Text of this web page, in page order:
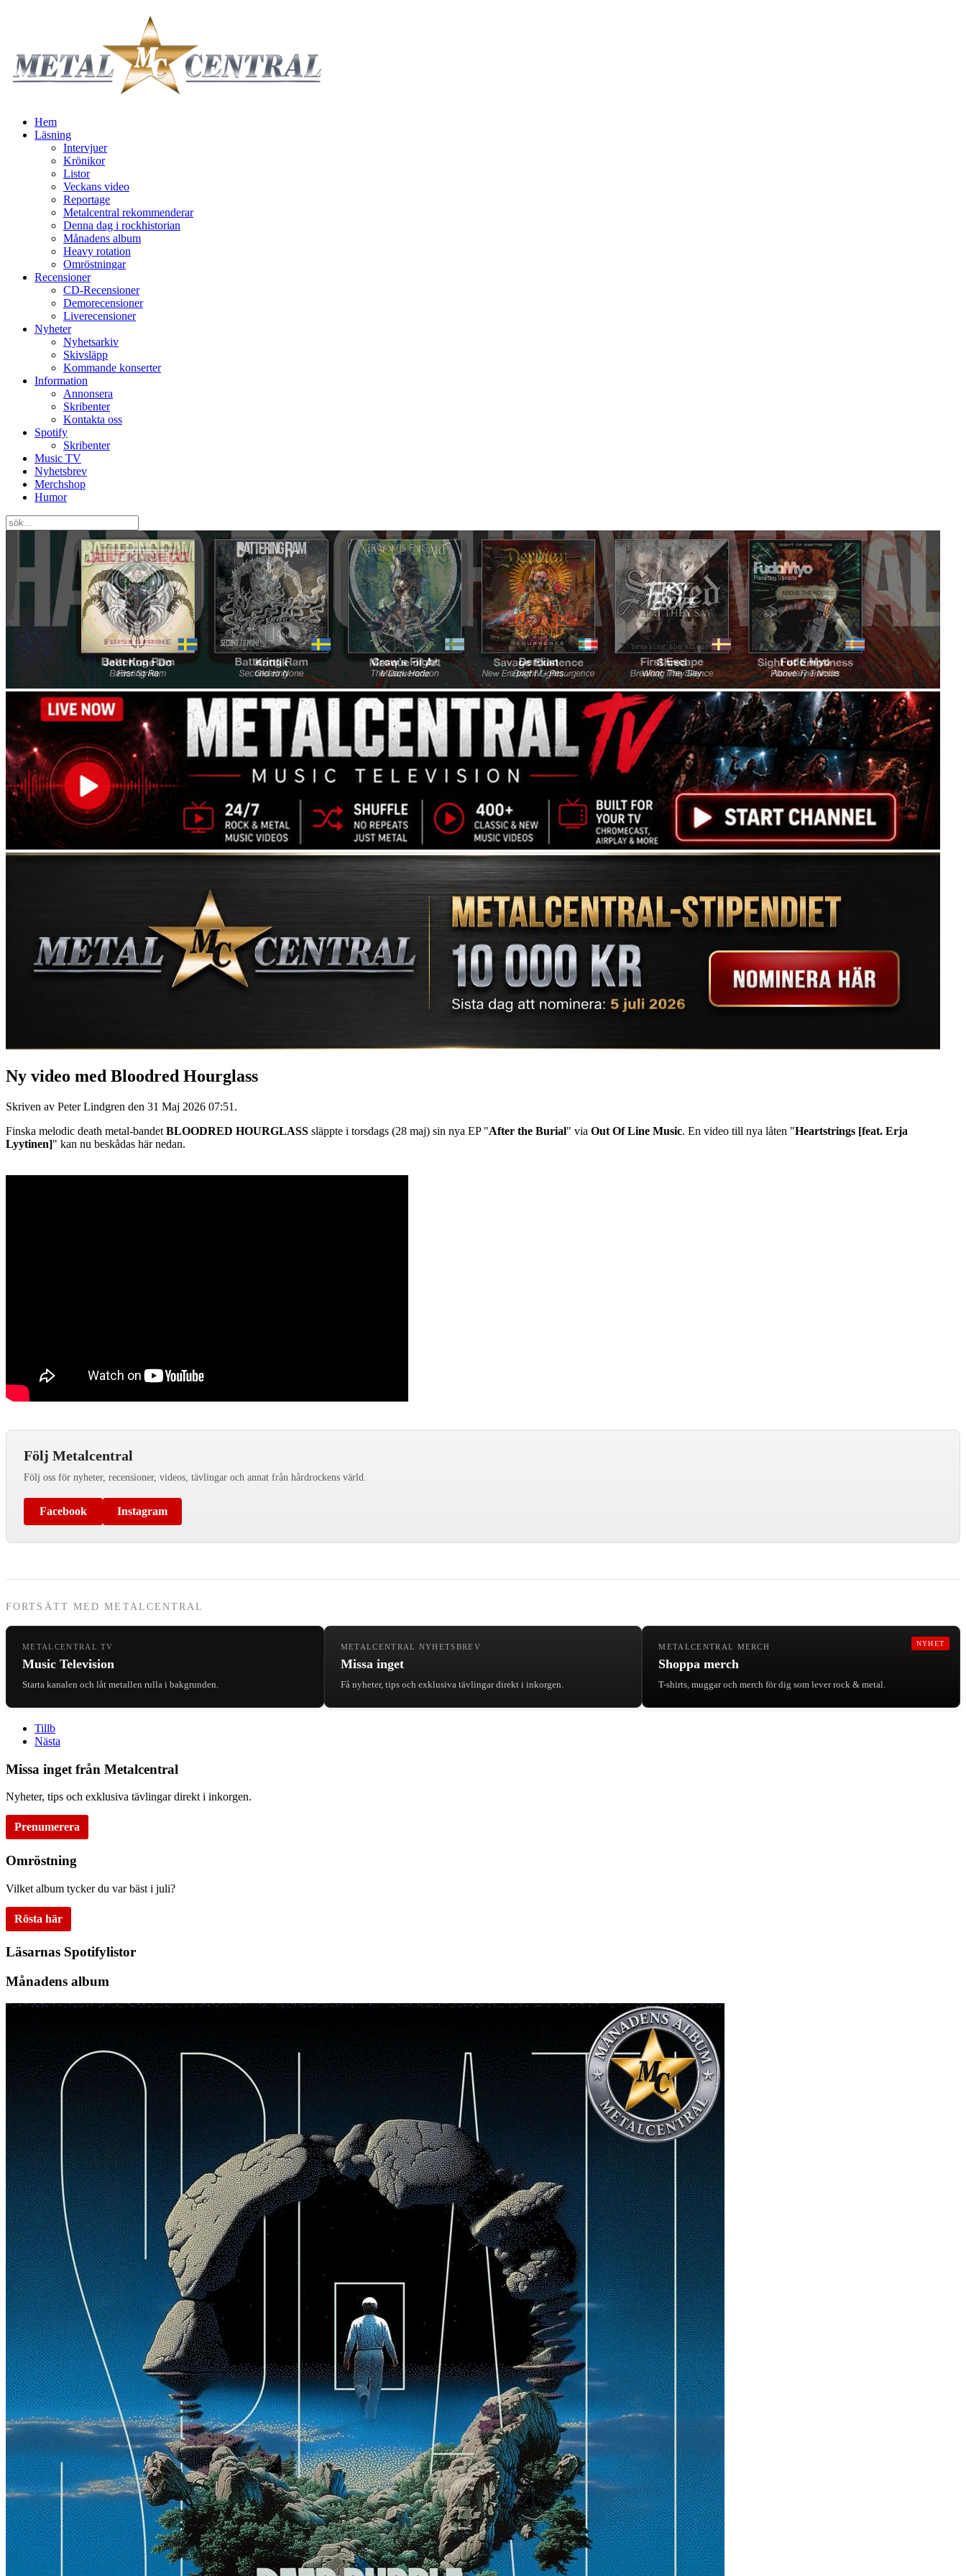
Hem
Läsning
Intervjuer
Krönikor
Listor
Veckans video
Reportage
Metalcentral rekommenderar
Denna dag i rockhistorian
Månadens album
Heavy rotation
Omröstningar
Recensioner
CD-Recensioner
Demorecensioner
Liverecensioner
Nyheter
Nyhetsarkiv
Skivsläpp
Kommande konserter
Information
Annonsera
Skribenter
Kontakta oss
Spotify
Skribenter
Music TV
Nyhetsbrev
Merchshop
Humor
Ny video med Bloodred Hourglass
Skriven av Peter Lindgren den 31 Maj 2026 07:51 .
Finska melodic death metal-bandet BLOODRED HOURGLASS släppte i torsdags (28 maj) sin nya EP "After the Burial" via Out Of Line Music. En video till nya låten "Heartstrings [feat. Erja
Lyytinen]" kan nu beskådas här nedan.
Följ Metalcentral
Följ oss för nyheter, recensioner, videos, tävlingar och annat från hårdrockens värld.
Facebook Instagram
FORTSÄTT MED METALCENTRAL
METALCENTRAL TV
Music Television
Starta kanalen och låt metallen rulla i bakgrunden.
METALCENTRAL NYHETSBREV
Missa inget
Få nyheter, tips och exklusiva tävlingar direkt i inkorgen.
NYHET
METALCENTRAL MERCH
Shoppa merch
T-shirts, muggar och merch för dig som lever rock & metal.
Tillb
Nästa
Missa inget från Metalcentral
Nyheter, tips och exklusiva tävlingar direkt i inkorgen.
Prenumerera
Omröstning
Vilket album tycker du var bäst i juli?
Rösta här
Läsarnas Spotifylistor
Månadens album